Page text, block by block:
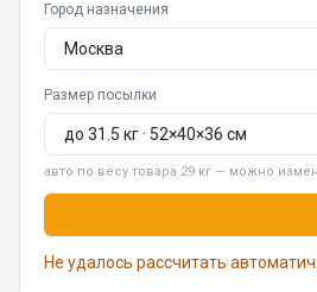
Город назначения
Размер посылки
авто по весу товара 29 кг — можно
Не удалось рассчитать